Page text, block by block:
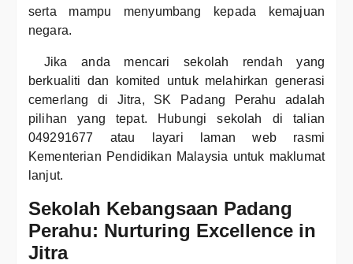
serta mampu menyumbang kepada kemajuan
negara.
Jika anda mencari sekolah rendah yang
berkualiti dan komited untuk melahirkan generasi
cemerlang di Jitra, SK Padang Perahu adalah
pilihan yang tepat. Hubungi sekolah di talian
049291677 atau layari laman web rasmi
Kementerian Pendidikan Malaysia untuk maklumat
lanjut.
Sekolah Kebangsaan Padang
Perahu: Nurturing Excellence in
Jitra